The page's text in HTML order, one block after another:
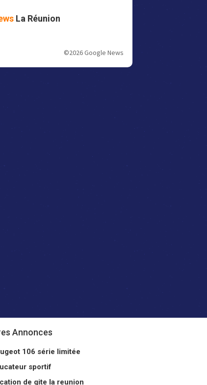
La Réunion
©2026 Google News
Annonces
106 série limitée
sportif
de gite la reunion